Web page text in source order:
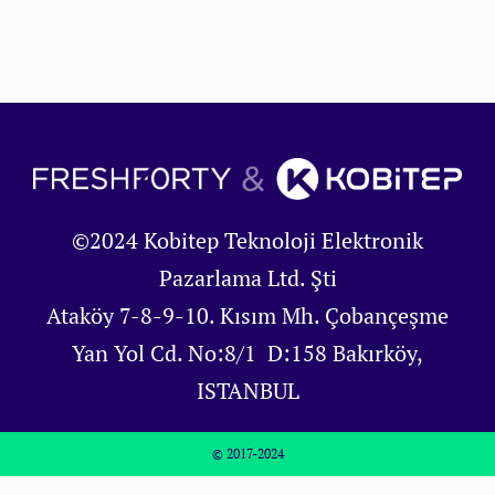
©2024 Kobitep Teknoloji Elektronik
Pazarlama Ltd. Şti
Ataköy 7-8-9-10. Kısım Mh. Çobançeşme
Yan Yol Cd. No:8/1 D:158 Bakırköy,
ISTANBUL
© 2017-2024